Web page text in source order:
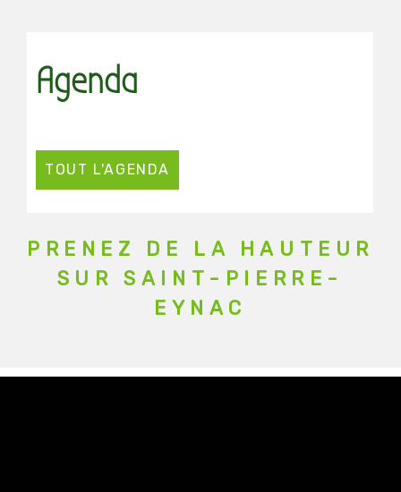
Agenda
TOUT L'AGENDA
PRENEZ DE LA HAUTEUR
SUR SAINT-PIERRE-
EYNAC